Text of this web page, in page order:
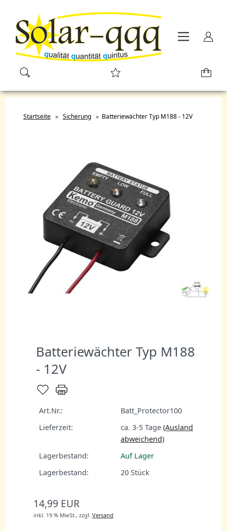
Startseite » Sicherung » Batteriewächter Typ M188 - 12V
Batteriewächter Typ M188
- 12V
Art.Nr.:
Batt_Protector100
Lieferzeit:
ca. 3-5 Tage (Ausland
abweichend)
Lagerbestand:
Auf Lager
Lagerbestand:
20 Stück
14,99 EUR
inkl. 19 % MwSt., zzgl. Versand